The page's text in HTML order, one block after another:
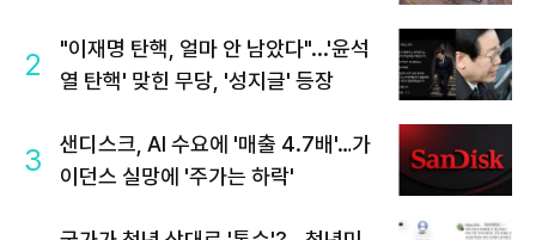
2
"이재명 탄핵, 얼마 안 남았다"...'윤석
열 탄핵' 맞힌 무당, '성지글' 등장
3
샌디스크, AI 수요에 '매출 4.7배'…가
이던스 실망에 '주가는 하락'